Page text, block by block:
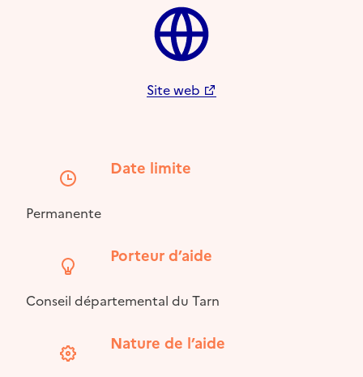
Site web
Date limite
Permanente
Porteur d’aide
Conseil départemental du Tarn
Nature de l’aide